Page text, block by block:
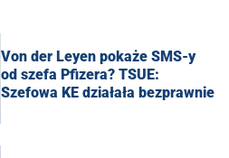
Von der Leyen pokaże SMS-y
od szefa Pfizera? TSUE:
Szefowa KE działała bezprawnie